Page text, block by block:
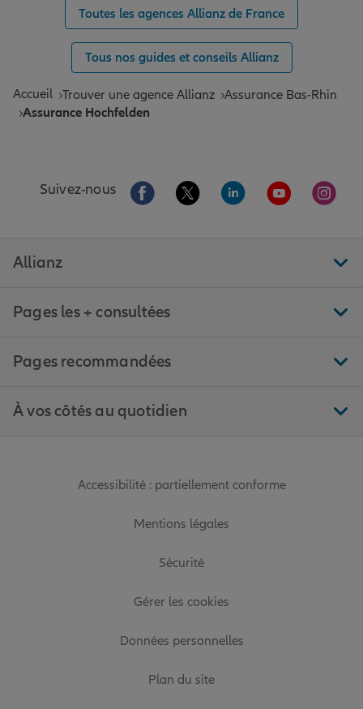
Toutes les agences Allianz de France
Tous nos guides et conseils Allianz
Accueil Trouver une agence Allianz Assurance Bas-Rhin
Assurance Hochfelden
Suivez-nous Aller sur la page Facebook de Allianz
Aller sur la page Twitter de
Aller sur la page
Aller sur la
Aller
Allianz
Pages les + consultées
Pages recommandées
À vos côtés au quotidien
Accessibilité : partiellement conforme
Mentions légales
Sécurité
Gérer les cookies
Données personnelles
Plan du site